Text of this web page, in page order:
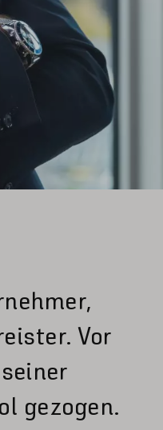
Vor
gezogen.